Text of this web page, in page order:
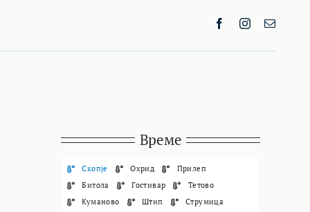
Време
Скопје Охрид
Прилеп
Битола
Гостивар
Тетово
Куманово
Штип
Струмица